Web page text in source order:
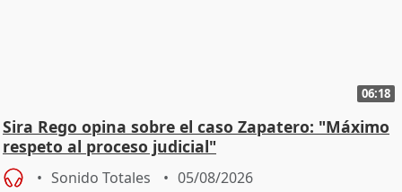
06:18
Sira Rego opina sobre el caso Zapatero: "Máximo
respeto al proceso judicial"
Sonido Totales 05/08/2026